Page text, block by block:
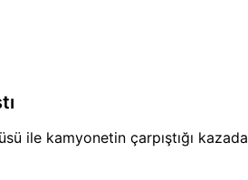
ile kamyonetin çarpıştığı kazada